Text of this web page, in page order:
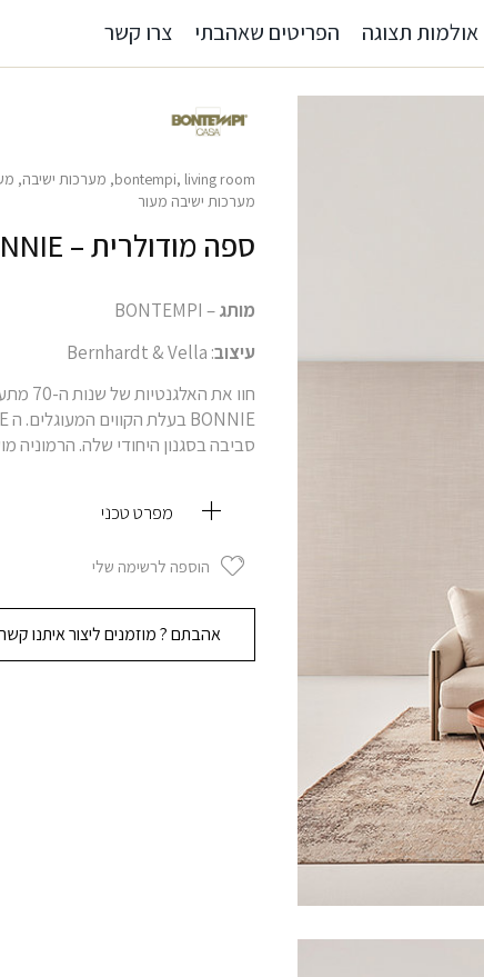
אולמות תצוגה הפריטים שאהבתי צרו קשר
bontempi, living room
, מערכות ישיבה,
מערכות ישיבה מעור
ספה מודולרית – BONNIE
מותג– BONTEMPI
עיצוב: Bernhardt & Vella
חוו
סביבה בסגנון היחודי שלה. הרמוניה
מפרט טכני
הוספה לרשימה שלי
אהבתם ? מוזמנים ליצור איתנו קשר